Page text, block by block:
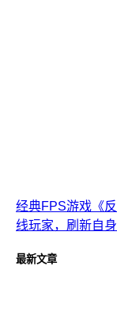
经典FPS游戏《
线玩家，刷新自
最新文章